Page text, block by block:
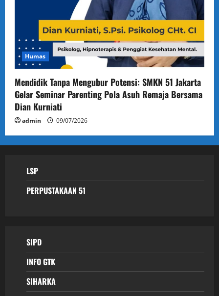
Humas
Mendidik Tanpa Mengubur Potensi: SMKN 51 Jakarta
Gelar Seminar Parenting Pola Asuh Remaja Bersama
Dian Kurniati
admin 09/07/2026
LSP
PERPUSTAKAAN 51
SIPD
INFO GTK
SIHARKA